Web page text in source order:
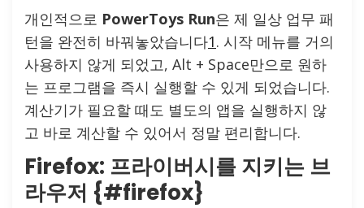
개인적으로 PowerToys Run은 제 일상 업무 패
턴을 완전히 바꿔놓았습니다1. 시작 메뉴를 거의
사용하지 않게 되었고, Alt + Space만으로 원하
는 프로그램을 즉시 실행할 수 있게 되었습니다.
계산기가 필요할 때도 별도의 앱을 실행하지 않
고 바로 계산할 수 있어서 정말 편리합니다.
Firefox: 프라이버시를 지키는 브
라우저 {#firefox}